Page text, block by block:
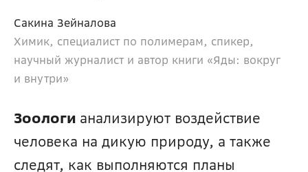
Сакина Зейналова
Химик, специалист по полимерам, спикер,
научный журналист и автор книги «Яды: вокруг
и внутри»
Зоологи анализируют воздействие
человека на дикую природу, а также
следят, как выполняются планы